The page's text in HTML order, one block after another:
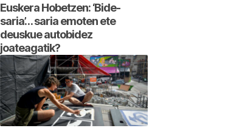
Euskera Hobetzen: ‘Bide-
saria’… saria emoten ete
deuskue autobidez
joateagatik?